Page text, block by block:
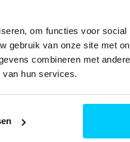
om functies voor social
gebruik van onze site met
combineren met
hun services.
en
verjaardagpop
EN RETOUR service
bezorgt de pop 1 of 2